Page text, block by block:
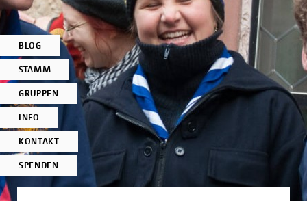
BLOG
STAMM
GRUPPEN
INFO
KONTAKT
SPENDEN